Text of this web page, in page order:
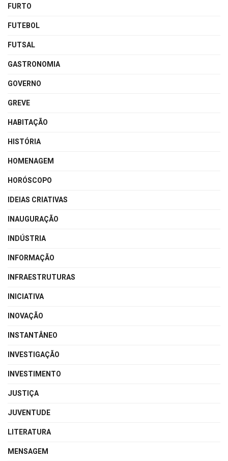
FURTO
FUTEBOL
FUTSAL
GASTRONOMIA
GOVERNO
GREVE
HABITAÇÃO
HISTÓRIA
HOMENAGEM
HORÓSCOPO
IDEIAS CRIATIVAS
INAUGURAÇÃO
INDÚSTRIA
INFORMAÇÃO
INFRAESTRUTURAS
INICIATIVA
INOVAÇÃO
INSTANTÂNEO
INVESTIGAÇÃO
INVESTIMENTO
JUSTIÇA
JUVENTUDE
LITERATURA
MENSAGEM